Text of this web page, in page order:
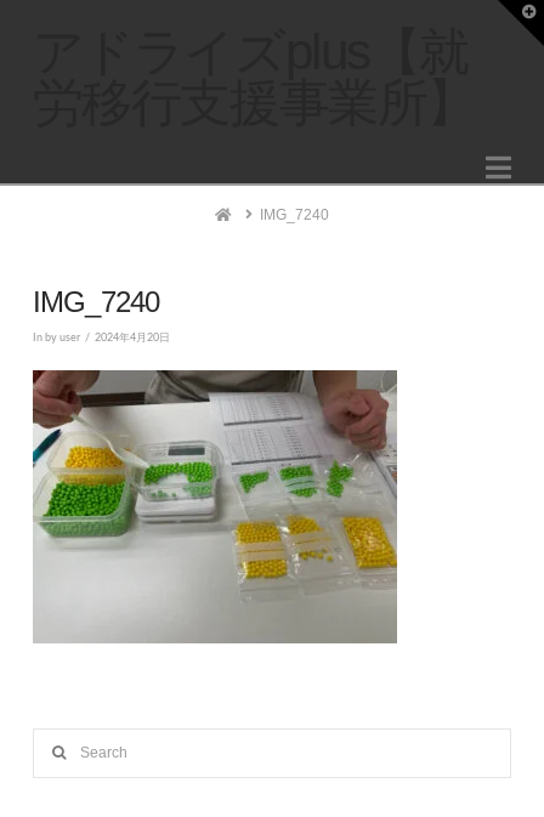
HomeIMG_7240
IMG_7240
In by user 2024年4月20日